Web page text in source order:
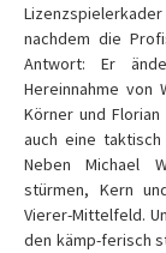
nachdem die
Antwort: Er
Hereinnahme von
Körner und
auch eine
Neben Michael
stürmen, Kern
Vierer-Mittelfeld.
den kämp-ferisch